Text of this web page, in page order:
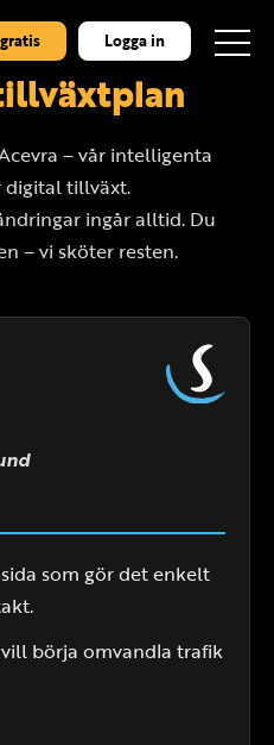
Logga in
– vår intelligenta
tillväxt.
ingår alltid. Du
– vi sköter resten.
som gör det enkelt
börja omvandla trafik